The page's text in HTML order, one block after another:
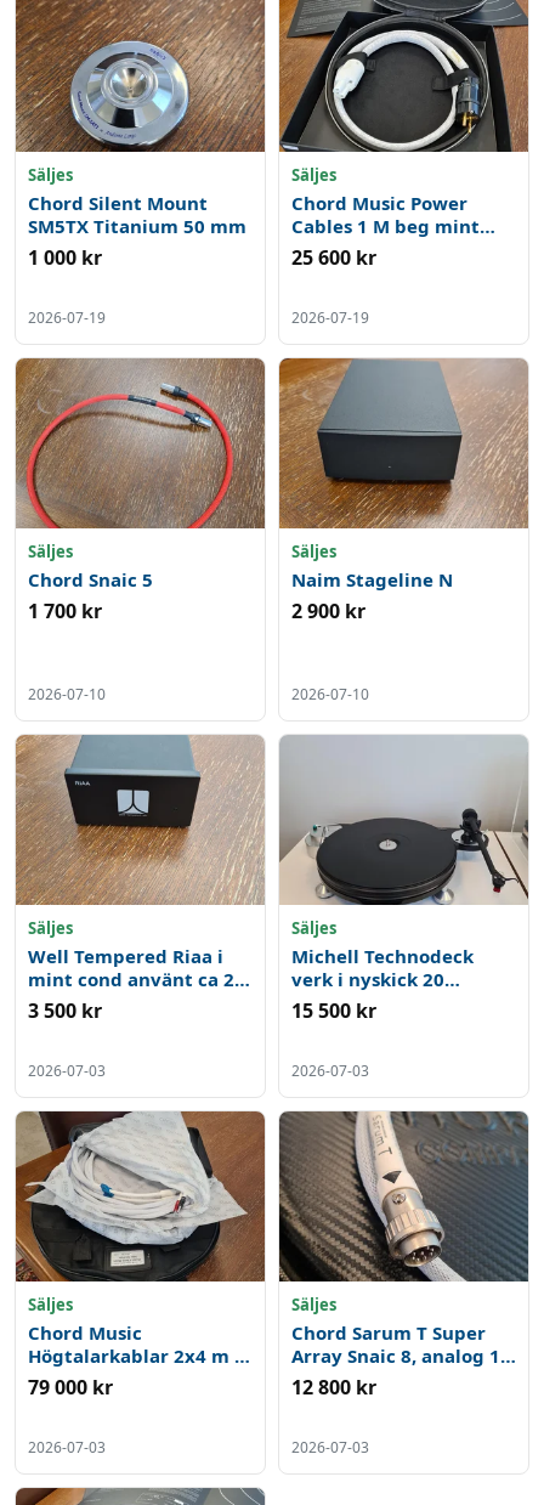
Säljes
Chord Silent Mount
SM5TX Titanium 50 mm
1 000 kr
2026-07-19
Säljes
Chord Music Power
Cables 1 M beg mint
cond inköpta 2022
25 600 kr
2026-07-19
Säljes
Chord Snaic 5
1 700 kr
2026-07-10
Säljes
Naim Stageline N
2 900 kr
2026-07-10
Säljes
Well Tempered Riaa i
mint cond använt ca 20
timmar. Demo
3 500 kr
2026-07-03
Säljes
Michell Technodeck
verk i nyskick 20
timmar demo. Arm och
Pu tillkommer.
15 500 kr
2026-07-03
Säljes
Chord Music
Högtalarkablar 2x4 m i
nyskick inköpta 2022.
79 000 kr
2026-07-03
Säljes
Chord Sarum T Super
Array Snaic 8, analog 1
m 2022 Din 8 + Din 8
Uppgradering för din
12 800 kr
2026-07-03